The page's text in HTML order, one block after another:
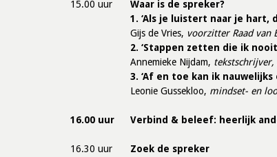
15.00 uur
Waar is de spreker?
1. ‘Als je luistert naar je hart,
Gijs de Vries, voorzitter Raad van
2. ‘Stappen zetten die ik
Annemieke Nijdam,
3. ‘Af en toe kan ik
Leonie Gussekloo, mindset- en
16.00 uur Verbind & beleef: heerlijk
16.30 uur
Zoek de spreker